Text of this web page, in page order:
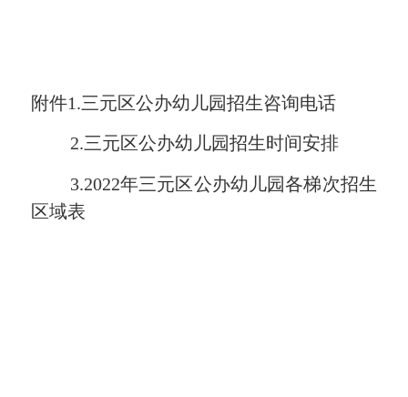
附件1.三元区公办幼儿园招生咨询电话
2.三元区公办幼儿园招生时间安排
3.2022年三元区公办幼儿园各梯次招生
区域表